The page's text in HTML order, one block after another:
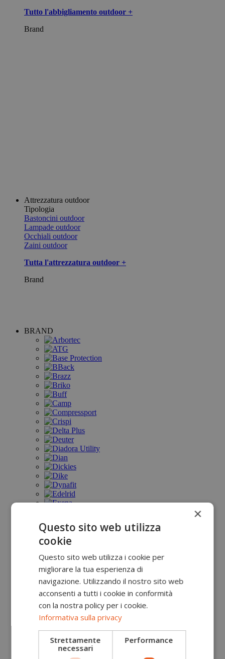
Tutto l'abbigliamento outdoor +
Brand
Attrezzatura outdoor
Tipologia
Bastoncini outdoor
Lampade outdoor
Occhiali outdoor
Zaini outdoor
Tutta l'attrezzatura outdoor +
Brand
BRAND
×
Questo sito web utilizza
cookie
Questo sito web utilizza i cookie per
migliorare la tua esperienza di
navigazione. Utilizzando il nostro sito web
acconsenti a tutti i cookie in conformità
con la nostra policy per i cookie.
Informativa sulla privacy
Strettamente
necessari
Performance